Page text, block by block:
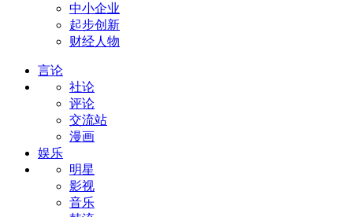
中小企业
起步创新
财经人物
言论
社论
评论
交流站
漫画
娱乐
明星
影视
音乐